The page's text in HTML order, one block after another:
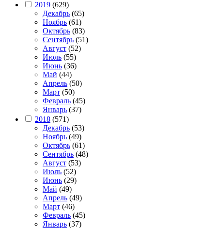
2019 (629)
Декабрь (65)
Ноябрь (61)
Октябрь (83)
Сентябрь (51)
Август (52)
Июль (55)
Июнь (36)
Май (44)
Апрель (50)
Март (50)
Февраль (45)
Январь (37)
2018 (571)
Декабрь (53)
Ноябрь (49)
Октябрь (61)
Сентябрь (48)
Август (53)
Июль (52)
Июнь (29)
Май (49)
Апрель (49)
Март (46)
Февраль (45)
Январь (37)